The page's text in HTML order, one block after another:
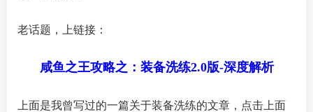
老话题，上链接 ：
咸鱼之王攻略之：装备洗练2.0版-深度解析
上面是我曾写过的一篇关于装备洗练的文章，点击上面